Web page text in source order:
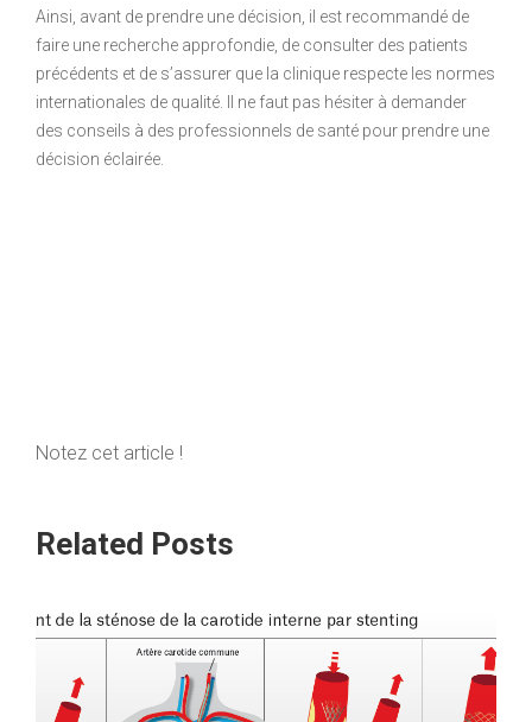
Ainsi, avant de prendre une décision, il est recommandé de
faire une recherche approfondie, de consulter des patients
précédents et de s’assurer que la clinique respecte les normes
internationales de qualité. Il ne faut pas hésiter à demander
des conseils à des professionnels de santé pour prendre une
décision éclairée.
Notez cet article !
Related Posts